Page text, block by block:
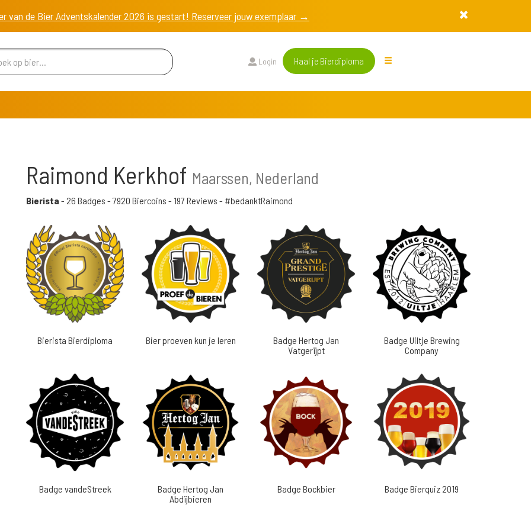
van de Bier Adventskalender 2026 is gestart! Reserveer jouw exemplaar →
Login Haal je Bierdiploma
Raimond Kerkhof Maarssen, Nederland
Bierista - 26 Badges - 7920 Biercoins - 197 Reviews - #bedanktRaimond
Bierista Bierdiploma Bier proeven kun je leren
Badge Hertog Jan
Vatgerijpt
Badge Uiltje Brewing
Company
Badge vandeStreek
Badge Hertog Jan
Abdijbieren
Badge Bockbier Badge Bierquiz 2019